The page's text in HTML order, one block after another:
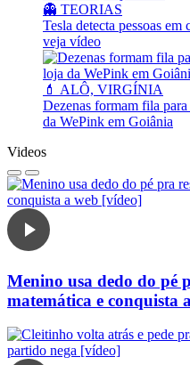
👻 TEORIAS
Tesla detecta pessoas
veja vídeo
💄 ALÔ, VIRGÍNIA
Dezenas formam fila
da WePink em Goiânia
Videos
Menino usa dedo do pé
matemática e conquista